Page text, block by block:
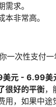
需求。
本非常高。
一次性支付
元 - 6.99美
很好的平衡，
，如果中途